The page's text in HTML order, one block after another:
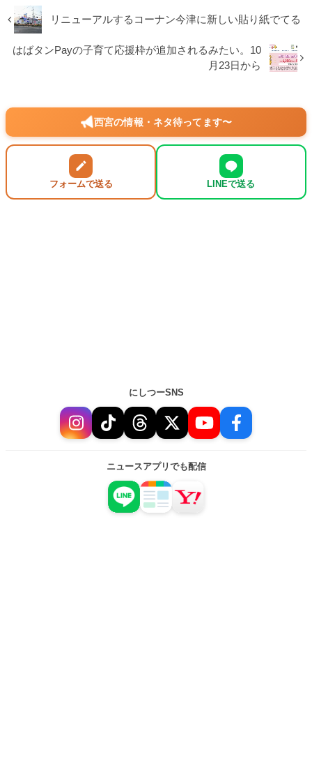
リニューアルするコーナン今津に新しい貼り紙でてる
はばタンPayの子育て応援枠が追加されるみたい。10
月23日から
西宮の情報・ネタ待ってます〜
フォームで送る LINEで送る
にしつーSNS
ニュースアプリでも配信